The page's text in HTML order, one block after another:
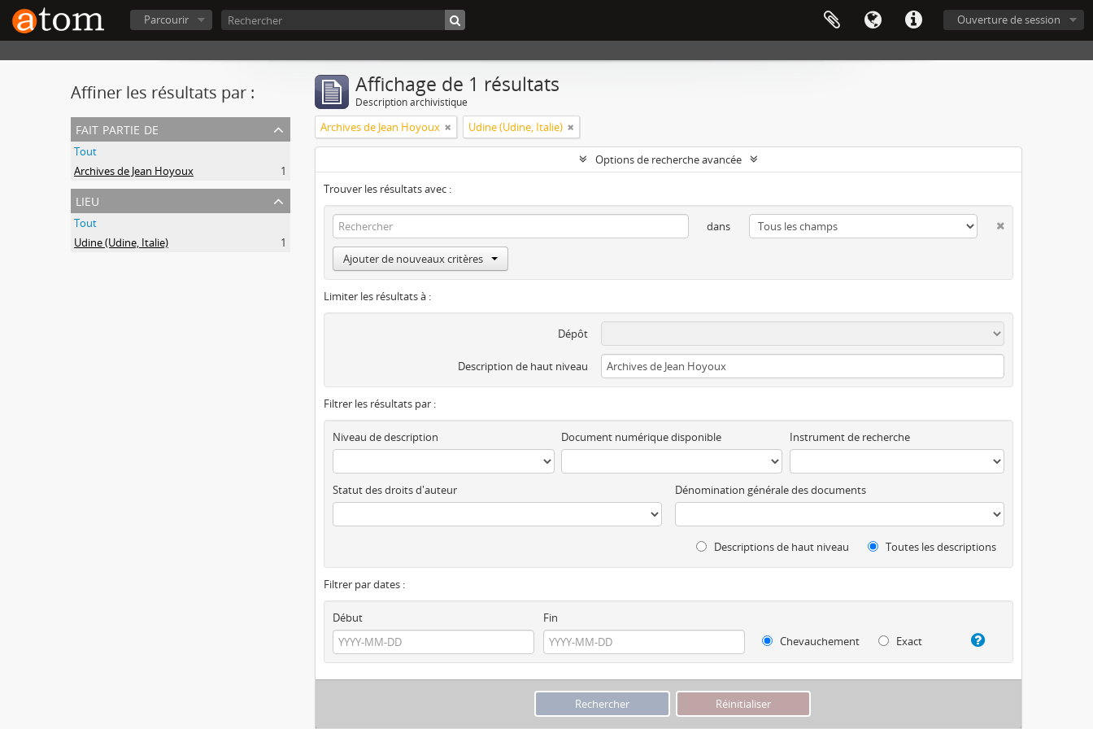
Ouverture de session
Parcourir
Affiner les résultats par :
fait partie de
Tout
Archives de Jean Hoyoux
1
lieu
Tout
Udine (Udine, Italie)
1
Affichage de 1 résultats
Description archivistique
Archives de Jean Hoyoux Udine (Udine, Italie)
Options de recherche avancée
Trouver les résultats avec :
dans
Ajouter de nouveaux critères
Limiter les résultats à :
Dépôt
Description de haut niveau
Filtrer les résultats par :
Niveau de description Document numérique disponible Instrument de recherche
Statut des droits d'auteur Dénomination générale des documents
Descriptions de haut niveau Toutes les descriptions
Filtrer par dates :
Début
Fin
Chevauchement
Exact